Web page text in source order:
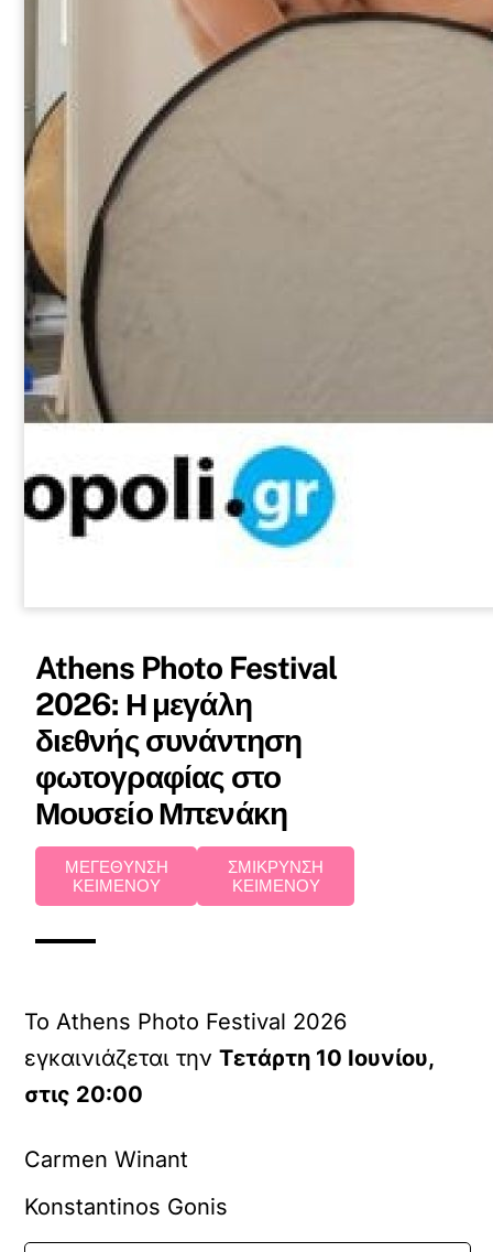
Athens Photo Festival
2026: Η μεγάλη
διεθνής συνάντηση
φωτογραφίας στο
Μουσείο Μπενάκη
ΜΕΓΕΘΥΝΣΗ
ΚΕΙΜΕΝΟΥ
ΣΜΙΚΡΥΝΣΗ
ΚΕΙΜΕΝΟΥ
Το Athens Photo Festival 2026
εγκαινιάζεται τηνΤετάρτη 10 Ιουνίου,
στις 20:00
Carmen Winant
Konstantinos Gonis